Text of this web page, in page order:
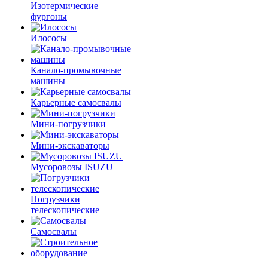
Изотермические
фургоны
Илососы
Канало-промывочные
машины
Карьерные самосвалы
Мини-погрузчики
Мини-экскаваторы
Мусоровозы ISUZU
Погрузчики
телескопические
Самосвалы